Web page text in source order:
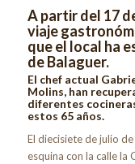
A partir del 17
viaje
que el local ha
de Balaguer.
El chef actual
Molins, han
diferentes
estos 65 años.
El diecisiete de julio
esquina con la calle la